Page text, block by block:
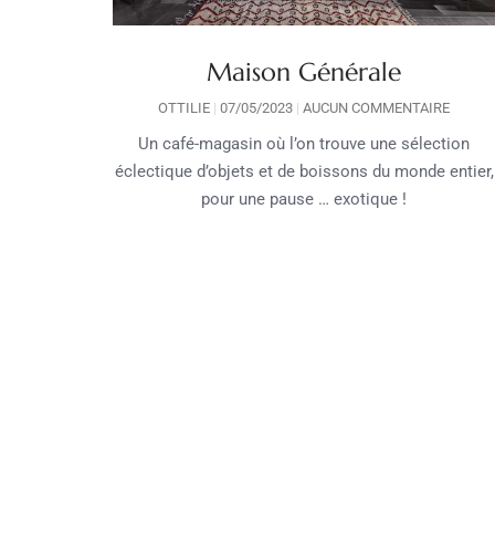
Maison Générale
OTTILIE 07/05/2023 AUCUN COMMENTAIRE
Un café-magasin où l’on trouve une sélection
éclectique d’objets et de boissons du monde entier,
pour une pause … exotique !